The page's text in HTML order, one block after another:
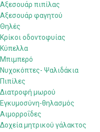
Αξεσουάρ πιπίλας
Αξεσουάρ φαγητού
Θηλές
Κρίκοι οδοντοφυίας
Κύπελλα
Μπιμπερό
Νυχοκόπτες- Ψαλιδάκια
Πιπίλες
Διατροφή μωρού
Εγκυμοσύνη-θηλασμός
Αιμορροΐδες
Δοχεία μητρικού γάλακτος